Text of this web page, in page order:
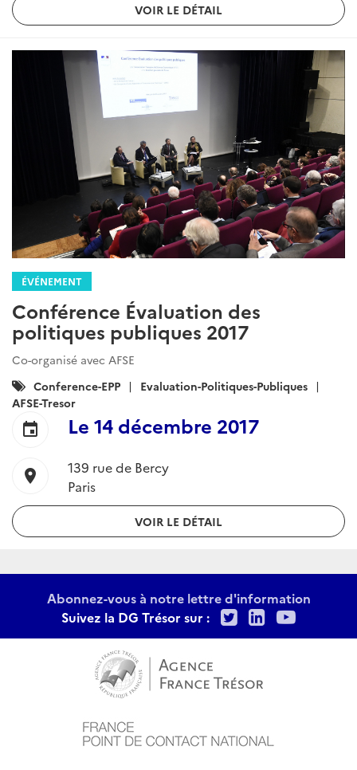
VOIR LE DÉTAIL
ÉVÉNEMENT
Conférence Évaluation des
politiques publiques 2017
Co-organisé avec AFSE
Catégories
:
Conference-EPP
Evaluation-Politiques-Publiques
AFSE-Tresor
event Le 14 décembre 2017
location_on
139 rue de Bercy
Paris
VOIR LE DÉTAIL
Abonnez-vous à notre lettre d'information
Suivez la DG Trésor sur :
TwitterLinkedIn